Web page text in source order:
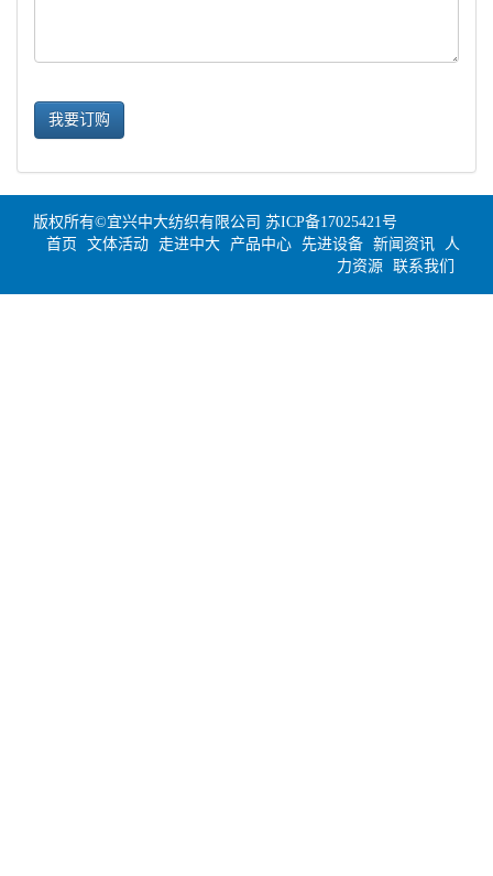
我要订购
版权所有©宜兴中大纺织有限公司 苏ICP备17025421号
首页
文体活动 走进中大 产品中心 先进设备 新闻资讯
人
力资源
联系我们